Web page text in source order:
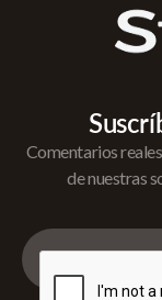
Comentarios
de nuestras